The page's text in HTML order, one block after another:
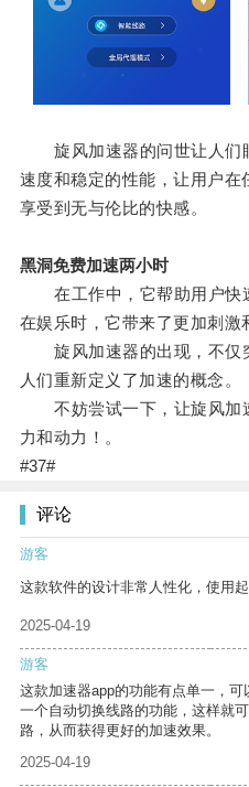
旋风加速器的问世让人们
速度和稳定的性能，让用户
享受到无与伦比的快感。
黑洞免费加速两小时
在工作中，它帮助用户快
在娱乐时，它带来了更加刺激
旋风加速器的出现，不仅
人们重新定义了加速的概念。
不妨尝试一下，让旋风加
力和动力！。
#37#
评论
游客
这款软件的设计非常人性化，使用起
2025-04-19
游客
这款加速器app的功能有点单一，
一个自动切换线路的功能，这样就
路，从而获得更好的加速效果。
2025-04-19